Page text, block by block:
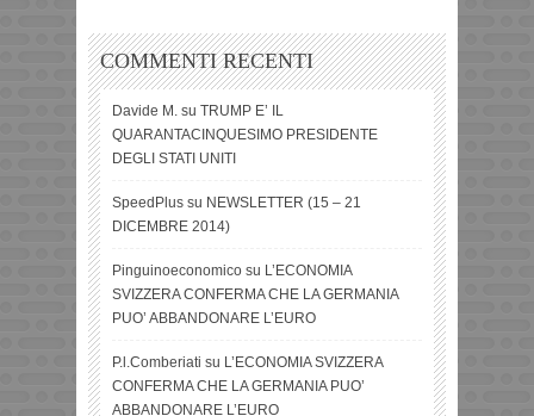
COMMENTI RECENTI
Davide M. su TRUMP E’ IL
QUARANTACINQUESIMO PRESIDENTE
DEGLI STATI UNITI
SpeedPlus su NEWSLETTER (15 – 21
DICEMBRE 2014)
Pinguinoeconomico su L’ECONOMIA
SVIZZERA CONFERMA CHE LA GERMANIA
PUO’ ABBANDONARE L’EURO
P.l.Comberiati su L’ECONOMIA SVIZZERA
CONFERMA CHE LA GERMANIA PUO’
ABBANDONARE L’EURO